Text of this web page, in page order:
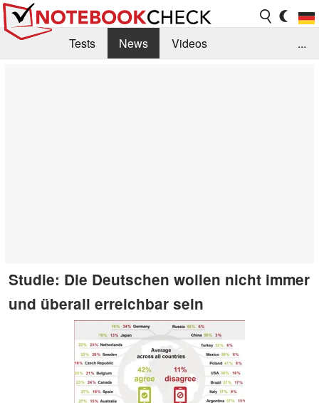
Tests News
Videos
...
Studie: Die Deutschen wollen nicht immer
und überall erreichbar sein